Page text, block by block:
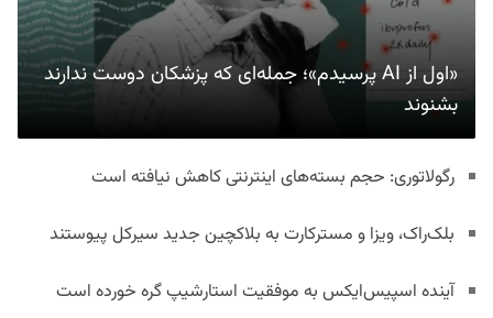
«اول از AI پرسیدم»؛ جمله‌ای که پزشکان دوست ندارند
بشنوند
رگولاتوری: حجم بسته‌های اینترنتی کاهش نیافته است
بلک‌راک، ویزا و مسترکارت به بلاکچین جدید سیرکل پیوستند
آینده اسپیس‌ایکس به موفقیت استارشیپ گره خورده است